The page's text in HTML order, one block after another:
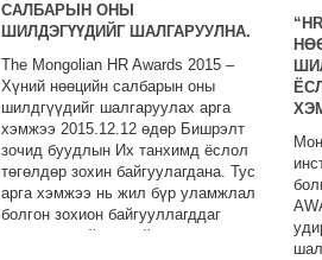
САЛБАРЫН ОНЫ
ШИЛДЭГҮҮДИЙГ ШАЛГАРУУЛНА.
The Mongolian HR Awards 2015 –
Хүний нөөцийн салбарын оны
шилдгүүдийг шалгаруулах арга
хэмжээ 2015.12.12 өдөр Бишрэлт
зочид буудлын Их танхимд ёслол
төгөлдөр зохин байгуулагдана. Тус
арга хэмжээ нь жил бүр уламжлал
болгон зохион байгууллагддаг
бөгөөд хүний нөөцийн зөв